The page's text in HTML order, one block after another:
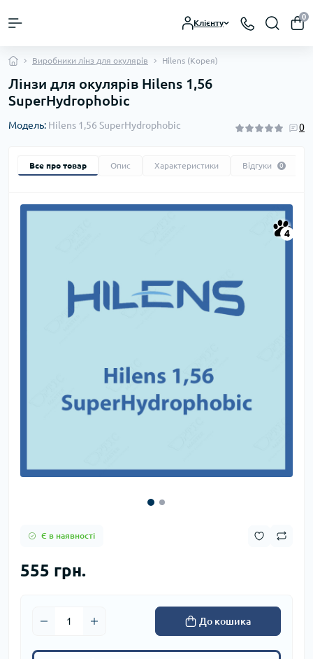
Клієнту
0
Виробники лінз для окулярів Hilens (Корея)
Лінзи для окулярів Hilens 1,56
SuperHydrophobic
Модель: Hilens 1,56 SuperHydrophobic 0
Все про товар Опис Характеристики Відгуки 0
4
Є в наявності
555 грн.
До кошика